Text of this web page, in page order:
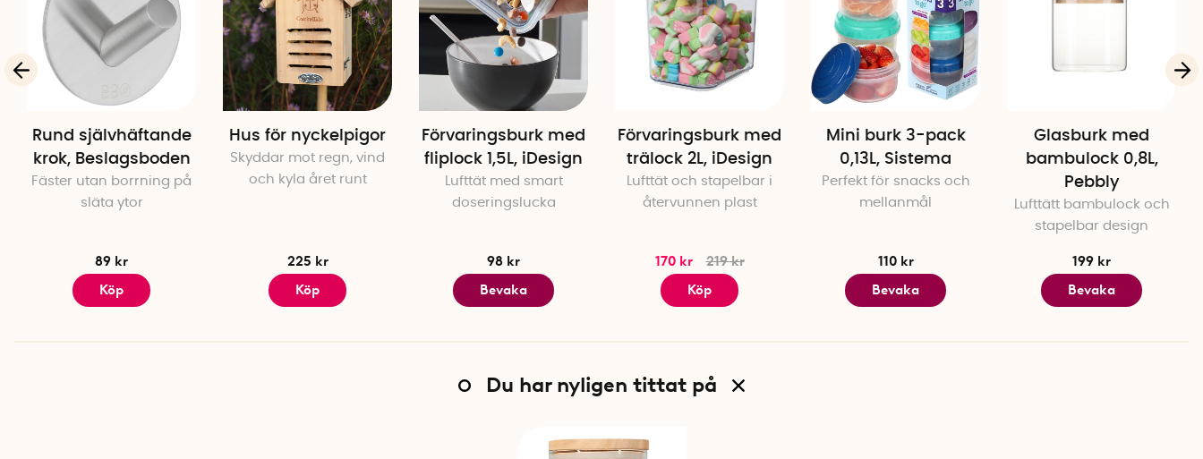
Rund självhäftande
krok, Beslagsboden
Fäster utan borrning på
släta ytor
89 kr
Köp
Hus för nyckelpigor
Skyddar mot regn, vind
och kyla året runt
225 kr
Köp
Förvaringsburk med
fliplock 1,5L, iDesign
Lufttät med smart
doseringslucka
98 kr
Bevaka
Förvaringsburk med
trälock 2L, iDesign
Lufttät och stapelbar i
återvunnen plast
170 kr
219 kr
Köp
Mini burk 3-pack
0,13L, Sistema
Perfekt för snacks och
mellanmål
110 kr
Bevaka
Glasburk med
bambulock 0,8L,
Pebbly
Lufttätt bambulock och
stapelbar design
199 kr
Bevaka
Du har nyligen tittat på